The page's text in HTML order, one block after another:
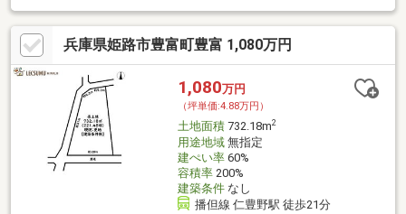
兵庫県姫路市豊富町豊富 1,080万円
1,080万円
（坪単価:4.88万円）
土地面積732.18m2
用途地域無指定
建ぺい率60%
容積率200%
建築条件なし
播但線 仁豊野駅 徒歩21分